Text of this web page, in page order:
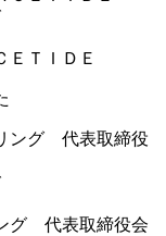
ＥＴＩＤＥ
グ 代表取締役会